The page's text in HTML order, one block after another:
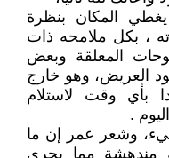
المكان بنظرة
، بكل ملامحه ذات
المعلقة وبعض
العريض، وهو خارج
بأي وقت لاستلام
.
وشعر عمر إن ما
مما يجري